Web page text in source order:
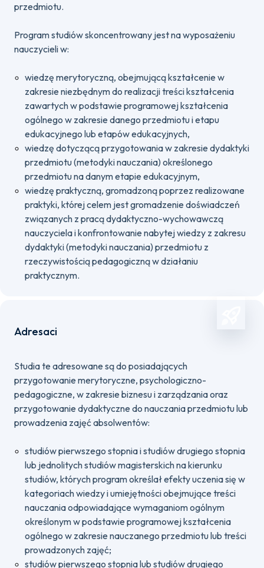
przedmiotu.
Program studiów skoncentrowany jest na wyposażeniu
nauczycieli w:
wiedzę merytoryczną, obejmującą kształcenie w
zakresie niezbędnym do realizacji treści kształcenia
zawartych w podstawie programowej kształcenia
ogólnego w zakresie danego przedmiotu i etapu
edukacyjnego lub etapów edukacyjnych,
wiedzę dotyczącą przygotowania w zakresie dydaktyki
przedmiotu (metodyki nauczania) określonego
przedmiotu na danym etapie edukacyjnym,
wiedzę praktyczną, gromadzoną poprzez realizowane
praktyki, której celem jest gromadzenie doświadczeń
związanych z pracą dydaktyczno-wychowawczą
nauczyciela i konfrontowanie nabytej wiedzy z zakresu
dydaktyki (metodyki nauczania) przedmiotu z
rzeczywistością pedagogiczną w działaniu
praktycznym.
Adresaci
Studia te adresowane są do posiadających
przygotowanie merytoryczne, psychologiczno-
pedagogiczne, w zakresie biznesu i zarządzania oraz
przygotowanie dydaktyczne do nauczania przedmiotu lub
prowadzenia zajęć absolwentów:
studiów pierwszego stopnia i studiów drugiego stopnia
lub jednolitych studiów magisterskich na kierunku
studiów, których program określał efekty uczenia się w
kategoriach wiedzy i umiejętności obejmujące treści
nauczania odpowiadające wymaganiom ogólnym
określonym w podstawie programowej kształcenia
ogólnego w zakresie nauczanego przedmiotu lub treści
prowadzonych zajęć;
studiów pierwszego stopnia lub studiów drugiego